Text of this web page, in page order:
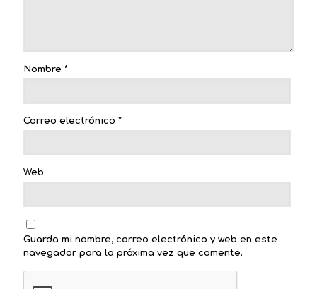
Nombre *
Correo electrónico *
Web
Guarda mi nombre, correo electrónico y web en este
navegador para la próxima vez que comente.